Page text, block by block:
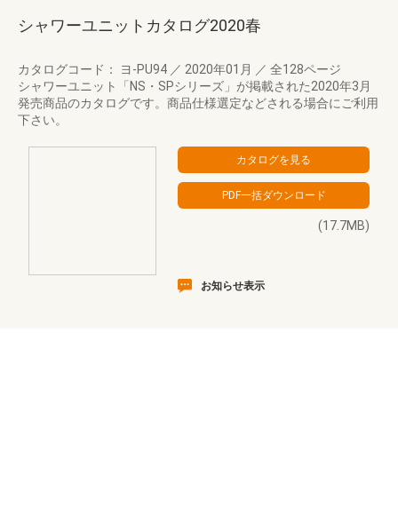
シャワーユニットカタログ2020春
カタログコード： ヨ-PU94 ／ 2020年01月 ／ 全128ページ
シャワーユニット「NS・SPシリーズ」が掲載された2020年3月
発売商品のカタログです。商品仕様選定などされる場合にご利用
下さい。
(17.7MB)
お知らせ表示